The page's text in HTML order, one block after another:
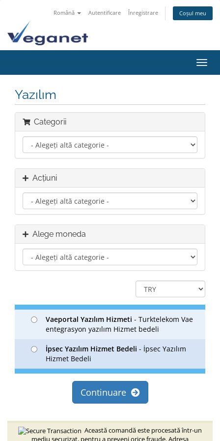
Română Autentificare Înregistrare Coșul meu
Yazılım
Categorii
Acțiuni
Alege moneda
Vaeportal Yazılım Hizmeti - Turktelekom Vae
entegrasyon yazılım Hizmet bedeli
İpsec Yazılım Hizmet Bedeli - İpsec Yazılım
Hizmet Bedeli
Continuare
Această comandă este procesată într-un